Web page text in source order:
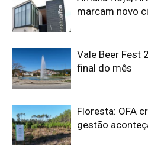
marcam novo
Vale Beer Fest
final do mês
Floresta: OFA
gestão